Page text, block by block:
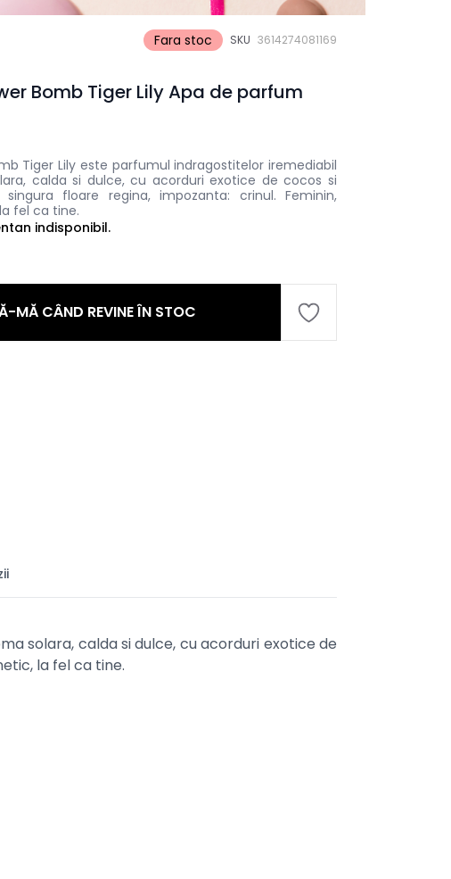
Fara stoc SKU 3614274081169
Bomb Tiger Lily Apa de parfum
Tiger Lily este parfumul indragostitelor iremediabil
calda si dulce, cu acorduri exotice de cocos si
floare regina, impozanta: crinul. Feminin,
fel ca tine.
indisponibil.
MĂ CÂND REVINE ÎN STOC
solara, calda si dulce, cu acorduri exotice de
la fel ca tine.